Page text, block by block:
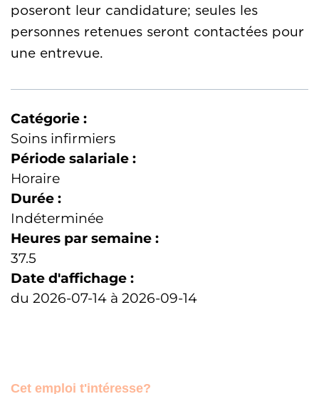
poseront leur candidature; seules les
personnes retenues seront contactées pour
une entrevue.
Catégorie :
Soins infirmiers
Période salariale :
Horaire
Durée :
Indéterminée
Heures par semaine :
37.5
Date d'affichage :
du 2026-07-14 à 2026-09-14
Cet emploi t'intéresse?